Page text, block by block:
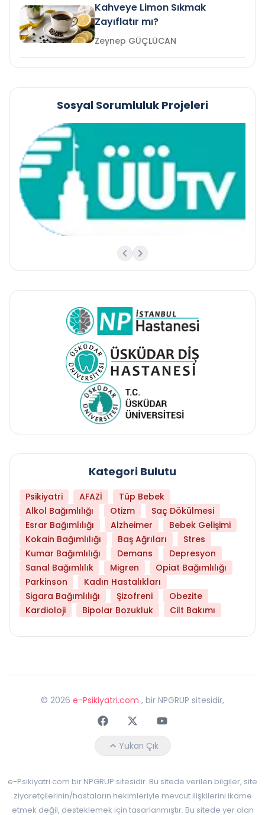
Kahveye Limon Sıkmak
Zayıflatır mı?
Zeynep GÜÇLÜCAN
Sosyal Sorumluluk Projeleri
Kategori Bulutu
Psikiyatri AFAZİ
Tüp Bebek
Alkol Bağımlılığı
Otizm
Saç Dökülmesi
Esrar Bağımlılığı
Alzheimer
Bebek Gelişimi
Kokain Bağımlılığı
Baş Ağrıları
Stres
Kumar Bağımlılığı
Demans
Depresyon
Sanal Bağımlılık
Migren
Opiat Bağımlılığı
Parkinson
Kadın Hastalıkları
Sigara Bağımlılığı
Şizofreni
Obezite
Kardioloji
Bipolar Bozukluk Cilt Bakımı
© 2026 e-Psikiyatri.com , bir NPGRUP sitesidir,
FaceebokTwitterYoutube
Yukarı Çık
e-Psikiyatri.com bir NPGRUP sitesidir. Bu sitede verilen bilgiler, site
ziyaretçilerinin/hastaların hekimleriyle mevcut ilişkilerini ikame
etmek değil, desteklemek için tasarlanmıştır. Bu sitede yer alan